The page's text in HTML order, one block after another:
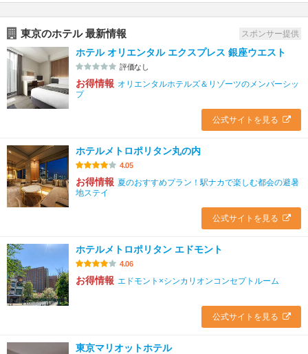
東京のホテル 最新情報 スポンサー提供
ホテル オリエンタル エクスプレス 銀座ウエスト
評価なし
お得情報 オリエンタルホテルズ＆リゾーツのメンバーシッ
プ
公式サイトを見る
ホテルメトロポリタン丸の内
4.05
お得情報 夏のおすすめプラン！駅ナカで楽しむ都会の避暑
地ステイ
公式サイトを見る
ホテルメトロポリタン エドモント
4.06
お得情報 エドモント×シンカリオンコンセプトルーム
公式サイトを見る
東京マリオットホテル